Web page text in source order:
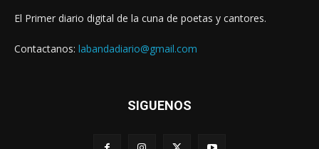
El Primer diario digital de la cuna de poetas y cantores.
Contactanos: labandadiario@gmail.com
SIGUENOS